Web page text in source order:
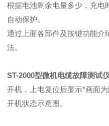
根据电池剩余电量多少，充电
自动保护。
通过上面各部件及按键功能介
法。
ST-2000型微机电缆故障测试仪
开机，上电复位后显示*画面为
开机状态示意图。